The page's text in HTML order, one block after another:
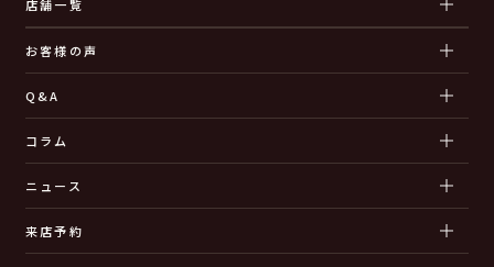
店舗一覧
お客様の声
Q&A
コラム
ニュース
来店予約